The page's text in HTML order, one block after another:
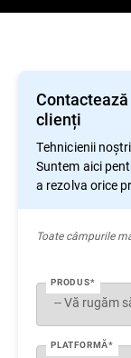
clienți
Tehnicienii
Suntem aici
a rezolva orice
Toate câmpurile
PRODUS*
PLATFORMĂ*